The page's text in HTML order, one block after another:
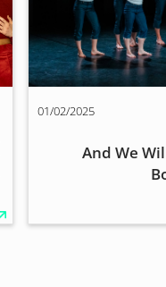
01/02/2025
And We